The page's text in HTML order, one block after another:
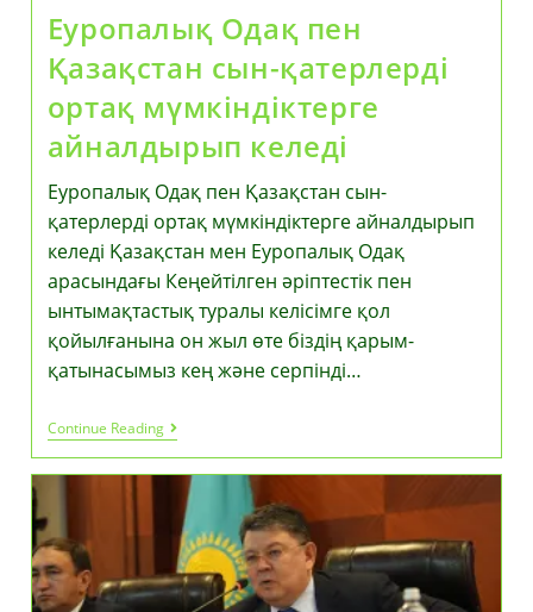
Медициналық
Қызметтерді
Қалай
Алуға
Болады?
Еуропалық Одақ пен
Қазақстан сын-қатерлерді
ортақ мүмкіндіктерге
айналдырып келеді
Еуропалық Одақ пен Қазақстан сын-
қатерлерді ортақ мүмкіндіктерге айналдырып
келеді Қазақстан мен Еуропалық Одақ
арасындағы Кеңейтілген әріптестік пен
ынтымақтастық туралы келісімге қол
қойылғанына он жыл өте біздің қарым-
қатынасымыз кең және серпінді…
Continue ReadingЕуропалық
Одақ
Пен
Қазақстан
Сын-
Қатерлерді
Ортақ
Мүмкіндіктерге
Айналдырып
Келеді